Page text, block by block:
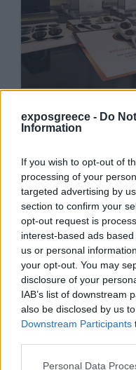
exposgreece - Do
Information
If you wish to opt-out of
processing of your
targeted advertising by
section to confirm your
opt-out request is
interest-based ads
us or personal
your opt-out. You may
disclosure of your
IAB’s list of downstream
also be disclosed by us
Downstream Participants
Personal Data